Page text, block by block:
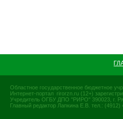
Областное государственное бюджетное
Интернет-портал rirorzn.ru (12+)
Учредитель ОГБУ ДПО "РИРО" 390023, г.
Главный редактор Лапкина Е.В. тел.: